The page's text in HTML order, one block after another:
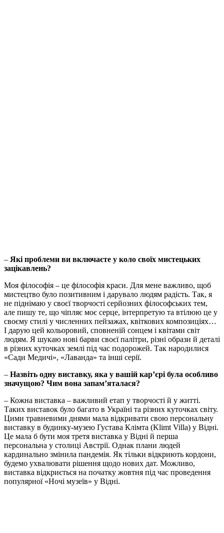
– Які проблеми ви включаєте у коло своїх мистецьких
зацікавлень?
Моя філософія – це філософія краси. Для мене важливо, щоб
мистецтво було позитивним і дарувало людям радість. Так, я
не піднімаю у своєї творчості серйозних філософських тем,
але пишу те, що чіпляє моє серце, інтерпретую та втілюю це у
своєму стилі у численних пейзажах, квіткових композиціях…
І дарую цей кольоровий, сповненій сонцем і квітами світ
людям. Я шукаю нові барви своєї палітри, різні образи й деталі
в різних куточках землі під час подорожей. Так народилися
«Сади Медичі», «Лаванда» та інші серії.
– Назвіть одну виставку, яка у вашій кар’єрі була особливо
значущою? Чим вона запам’яталася?
– Кожна виставка – важливий етап у творчості й у житті.
Таких виставок було багато в Україні та різних куточках світу.
Цими травневими днями мала відкривати свою персональну
виставку в будинку-музею Густава Клімта (Klimt Villa) у Відні.
Це мала б бути моя третя виставка у Відні й перша
персональна у столиці Австрії. Однак плани людей
кардинально змінила пандемія. Як тільки відкриють кордони,
будемо ухвалювати рішення щодо нових дат. Можливо,
виставка відкриється на початку жовтня під час проведення
популярної «Ночі музеїв» у Відні.